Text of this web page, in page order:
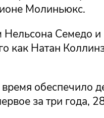
Молиньюкс.
Нельсона Семедо
как Натан
обеспечило
за три года,